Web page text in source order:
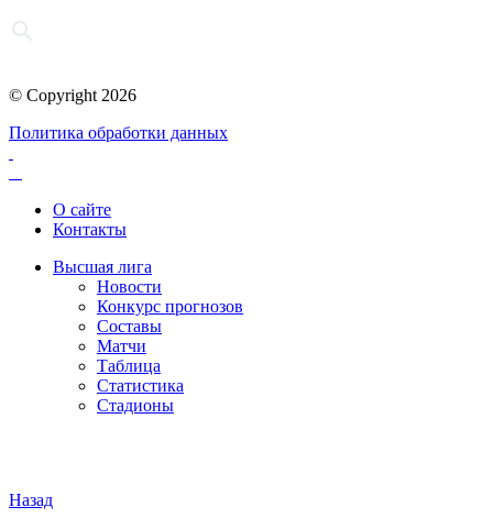
© Copyright 2026
Политика обработки данных
О сайте
Контакты
Высшая лига
Новости
Конкурс прогнозов
Составы
Матчи
Таблица
Статистика
Стадионы
Назад